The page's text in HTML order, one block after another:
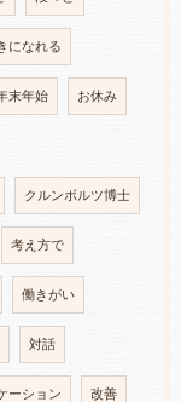
になれる
末年始 お休み
クルンボルツ博士
考え方で
働きがい
対話
ーション 改善